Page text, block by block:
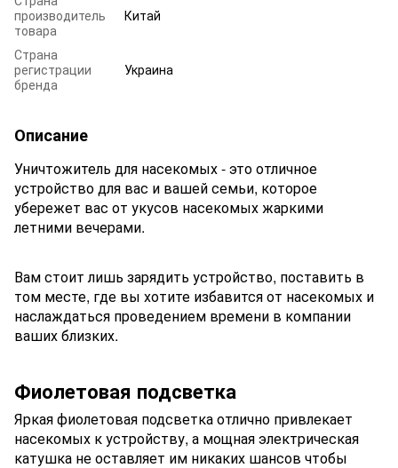
производитель
товара
Китай
Страна
регистрации
бренда
Украина
Описание
Уничтожитель для насекомых - это отличное
устройство для вас и вашей семьи, которое
убережет вас от укусов насекомых жаркими
летними вечерами.
Вам стоит лишь зарядить устройство, поставить в
том месте, где вы хотите избавится от насекомых и
наслаждаться проведением времени в компании
ваших близких.
Фиолетовая подсветка
Яркая фиолетовая подсветка отлично привлекает
насекомых к устройству, а мощная электрическая
катушка не оставляет им никаких шансов чтобы